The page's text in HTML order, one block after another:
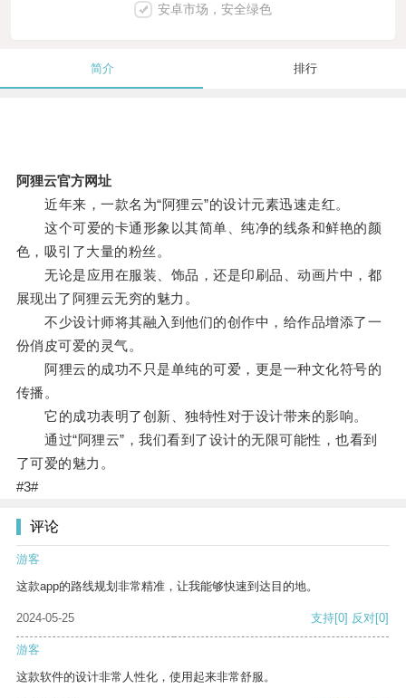
安卓市场，安全绿色
简介 排行
阿狸云官方网址
近年来，一款名为“阿狸云”的设计元素迅速走红。
这个可爱的卡通形象以其简单、纯净的线条和鲜艳的颜
色，吸引了大量的粉丝。
无论是应用在服装、饰品，还是印刷品、动画片中，都
展现出了阿狸云无穷的魅力。
不少设计师将其融入到他们的创作中，给作品增添了一
份俏皮可爱的灵气。
阿狸云的成功不只是单纯的可爱，更是一种文化符号的
传播。
它的成功表明了创新、独特性对于设计带来的影响。
通过“阿狸云”，我们看到了设计的无限可能性，也看到
了可爱的魅力。
#3#
评论
游客
这款app的路线规划非常精准，让我能够快速到达目的地。
2024-05-25 支持[0] 反对[0]
游客
这款软件的设计非常人性化，使用起来非常舒服。